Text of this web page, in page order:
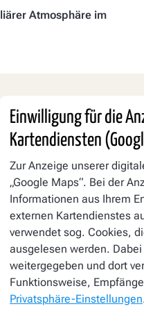
Atmosphäre im
Einwilligung für die
Kartendiensten
Zur Anzeige unserer
„Google Maps“. Bei der
Informationen aus Ihrem
externen Kartendienstes
verwendet sog. Cookies,
ausgelesen werden.
weitergegeben und dort
Funktionsweise,
Privatsphäre-Einstellungen